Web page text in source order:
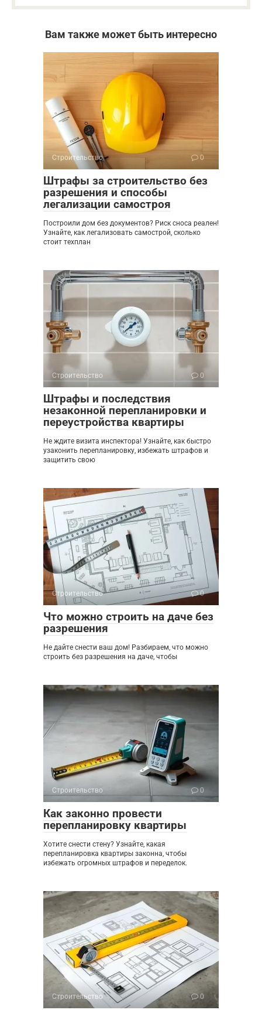
Вам также может быть интересно
Строительство 0
Штрафы за строительство без
разрешения и способы
легализации самостроя
Построили дом без документов? Риск сноса реален!
Узнайте, как легализовать самострой, сколько
стоит техплан
Строительство 0
Штрафы и последствия
незаконной перепланировки и
переустройства квартиры
Не ждите визита инспектора! Узнайте, как быстро
узаконить перепланировку, избежать штрафов и
защитить свою
Строительство 0
Что можно строить на даче без
разрешения
Не дайте снести ваш дом! Разбираем, что можно
строить без разрешения на даче, чтобы
Строительство 0
Как законно провести
перепланировку квартиры
Хотите снести стену? Узнайте, какая
перепланировка квартиры законна, чтобы
избежать огромных штрафов и переделок.
Строительство 0